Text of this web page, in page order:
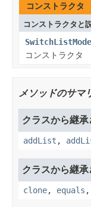
コンストラクタ
コンストラクタと
コンストラクタ
メソッドのサマ
クラスから
addList ,
クラスから継
clone, equals ,